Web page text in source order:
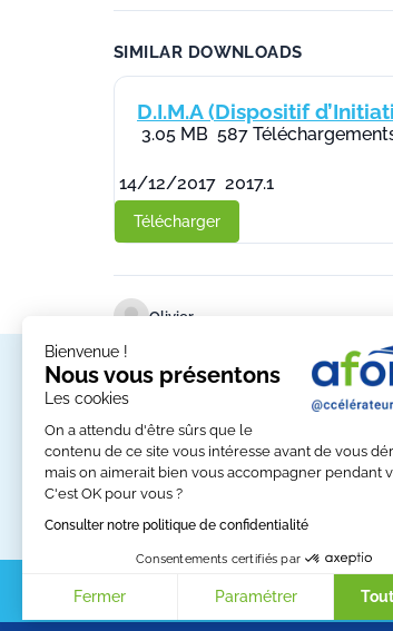
Bienvenue !
Nous vous présentons
Les cookies
On a attendu d'être sûrs que le
contenu de ce site vous intéresse avant de vous
mais on aimerait bien vous accompagner pendant
C'est OK pour vous ?
Consulter notre politique de confidentialité
Consentements certifiés par
Fermer Paramétrer
SIMILAR DOWNLOADS
D.I.M.A (Dispositif
3.05 MB 587
14/12/2017 2017.1
Télécharger
Olivier
Nos partenaires